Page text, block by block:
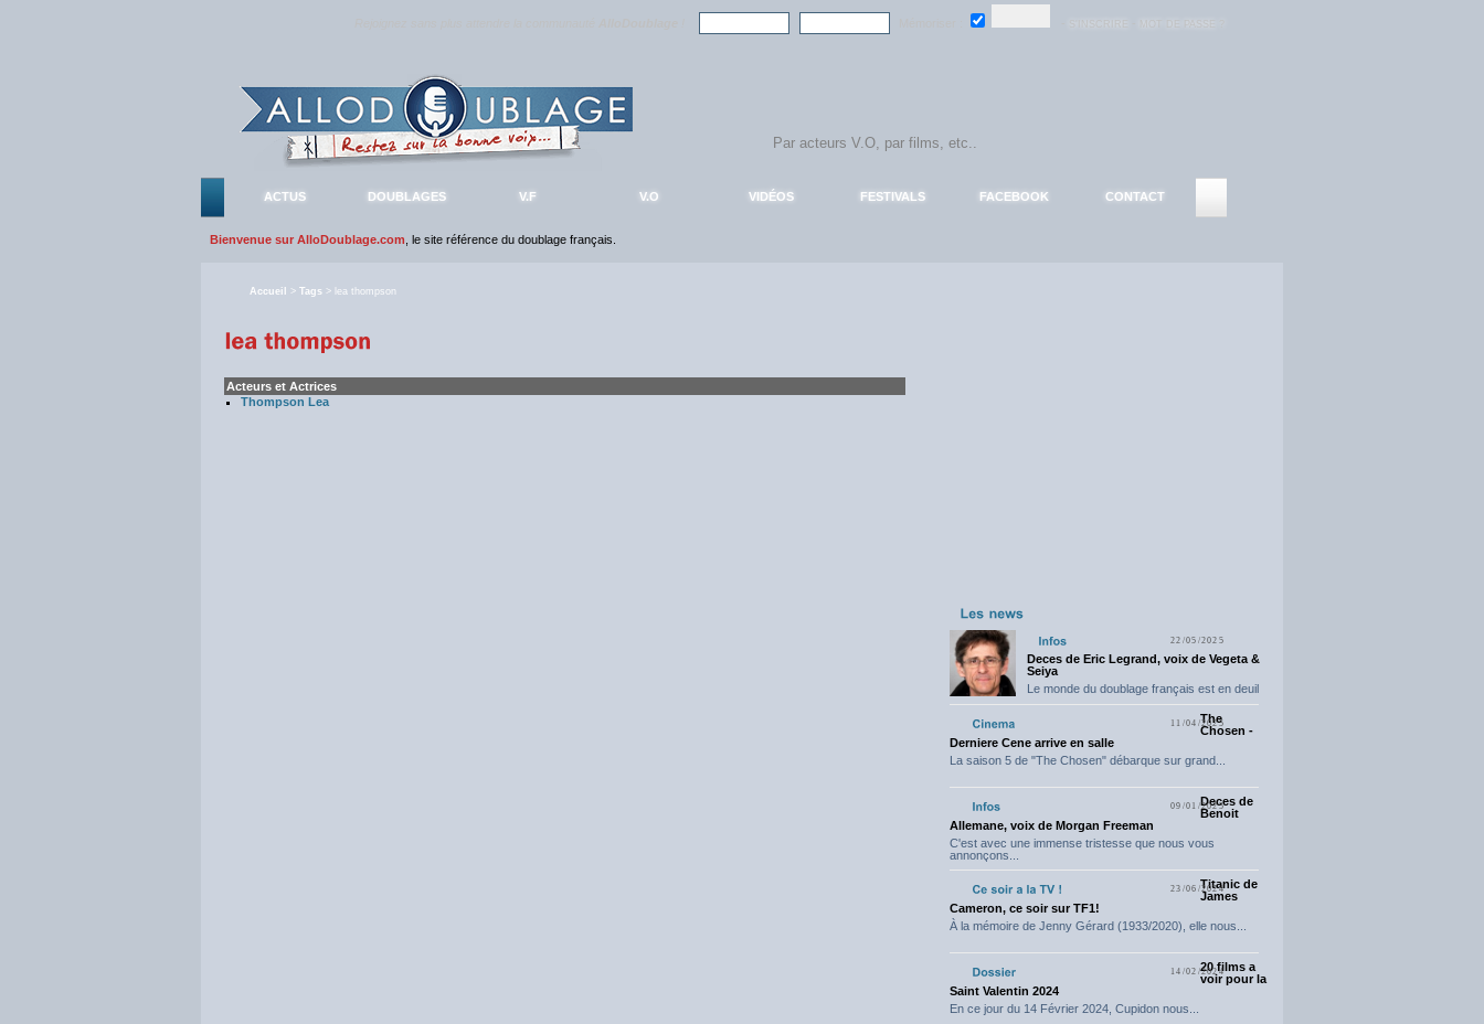
ACTUS DOUBLAGES V.F V.O VIDÉOS FESTIVALS FACEBOOK CONTACT
Bienvenue sur AlloDoublage.com , le site référence du doublage français.
Accueil > Tags > lea thompson
Acteurs et Actrices
Thompson Lea
22/05/2025
Deces de Eric Legrand, voix de Vegeta &
Seiya
Le monde du doublage français est en deuil
11/04/2025
The
Chosen -
Derniere Cene arrive en salle
La saison 5 de "The Chosen" débarque sur grand...
09/01/2025Deces de
Benoit
Allemane, voix de Morgan Freeman
C'est avec une immense tristesse que nous vous
annonçons...
23/06/2024Titanic de
James
Cameron, ce soir sur TF1!
À la mémoire de Jenny Gérard (1933/2020), elle nous...
14/02/202420 films a
voir pour la
Saint Valentin 2024
En ce jour du 14 Février 2024, Cupidon nous...